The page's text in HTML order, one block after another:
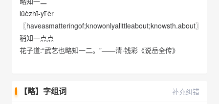
lüèzhī-yī’èr
〖haveasmatteringof;knowonlyalittleabout;knowsth.about〗
稍知一点点
花子道:“武艺也略知一二。”——清·钱彩《说岳全传》
【略】字组词 补充纠错